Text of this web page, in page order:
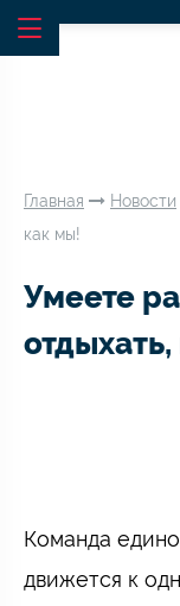
Главная Новости
как мы!
Умеете
Команда
движется к